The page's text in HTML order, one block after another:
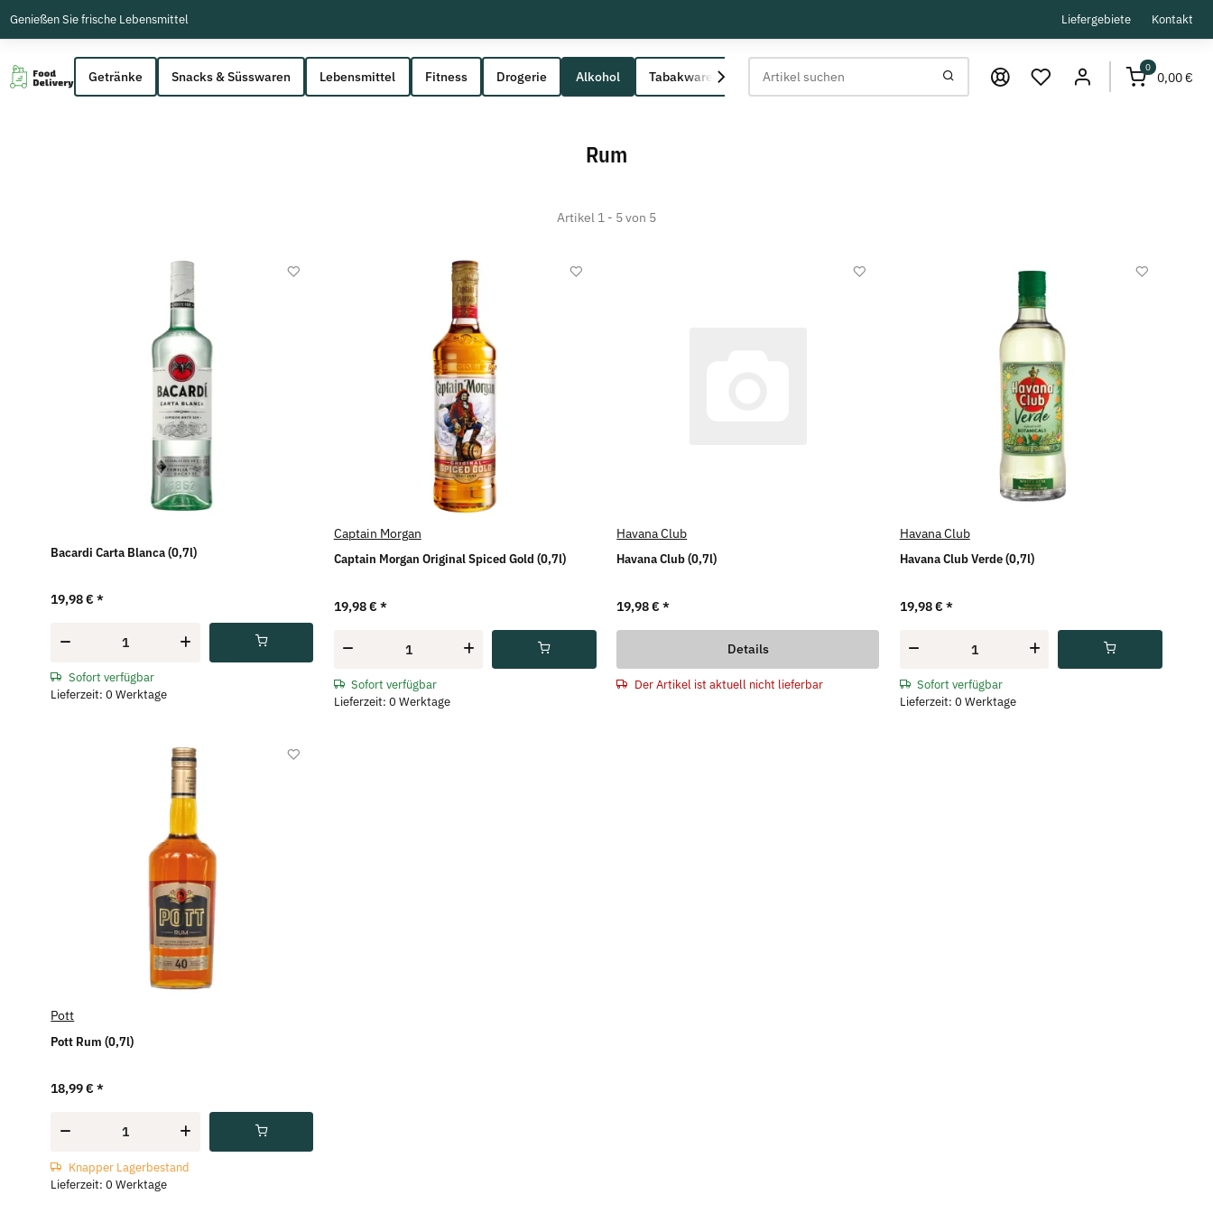
Liefergebiete Kontakt
Genießen Sie frische Lebensmittel
0
0,00 €
Getränke Snacks & Süsswaren Lebensmittel Fitness Drogerie Alkohol Tabakwaren
Rum
Artikel 1 - 5 von 5
Bacardi Carta Blanca (0,7l)
19,98 €*
Sofort verfügbar
Lieferzeit: 0 Werktage
Captain Morgan
Captain Morgan Original Spiced Gold (0,7l)
19,98 € *
Sofort verfügbar
Lieferzeit: 0 Werktage
Havana Club
Havana Club (0,7l)
19,98 €*
Details
Der Artikel ist aktuell nicht lieferbar
Havana Club
Havana Club Verde (0,7l)
19,98 € *
Sofort verfügbar
Lieferzeit: 0 Werktage
Pott
Pott Rum (0,7l)
18,99 €*
Knapper Lagerbestand
Lieferzeit: 0 Werktage